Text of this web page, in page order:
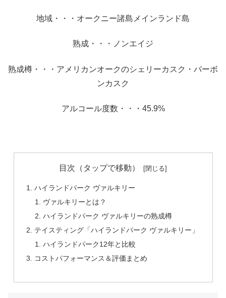
地域・・・オークニー諸島メインランド島
熟成・・・ノンエイジ
熟成樽・・・アメリカンオークのシェリーカスク・バーボ
ンカスク
アルコール度数・・・45.9%
目次（タップで移動）
ハイランドパーク ヴァルキリー
ヴァルキリーとは？
ハイランドパーク ヴァルキリーの熟成樽
テイスティング「ハイランドパーク ヴァルキリー」
ハイランドパーク12年と比較
コストパフォーマンス＆評価まとめ